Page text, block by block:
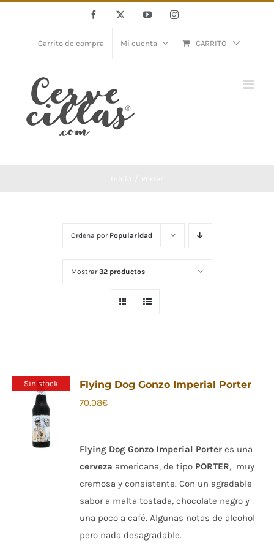
contenido
Facebook YouTubeInstagram
Carrito de compra Mi cuenta CARRITO
Ordena por Popularidad
Mostrar32 productos
Sin stock Flying Dog Gonzo Imperial Porter
70.08€
Flying Dog Gonzo Imperial Porter es una
cerveza americana, de tipo PORTER, muy
cremosa y consistente. Con un agradable
sabor a malta tostada, chocolate negro y
una poco a café. Algunas notas de alcohol
pero nada desagradable.